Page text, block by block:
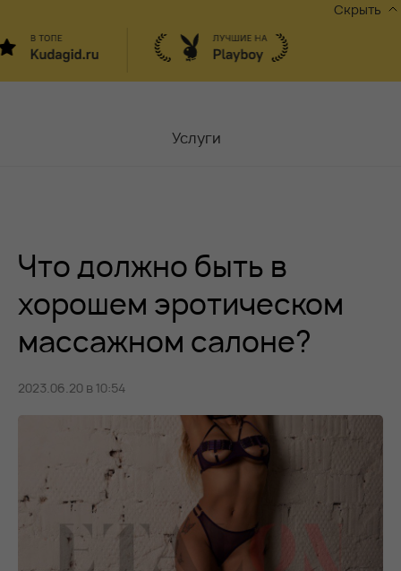
Скрыть
Услуги
Вакансии
+7 912 076-93-01
Что должно быть в
хорошем эротическом
массажном салоне?
2023.06.20 в 10:54